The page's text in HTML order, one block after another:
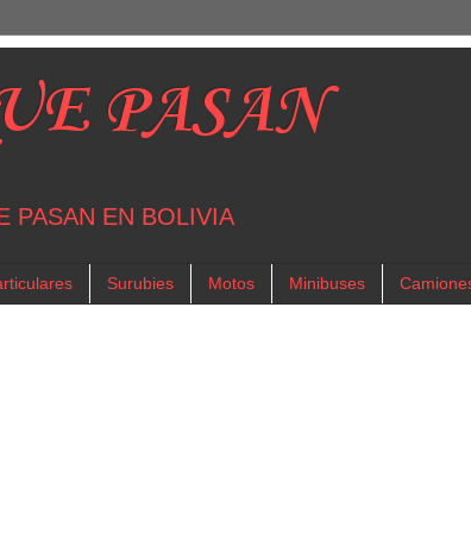
PASAN
PASAN EN BOLIVIA
Surubies Motos Minibuses